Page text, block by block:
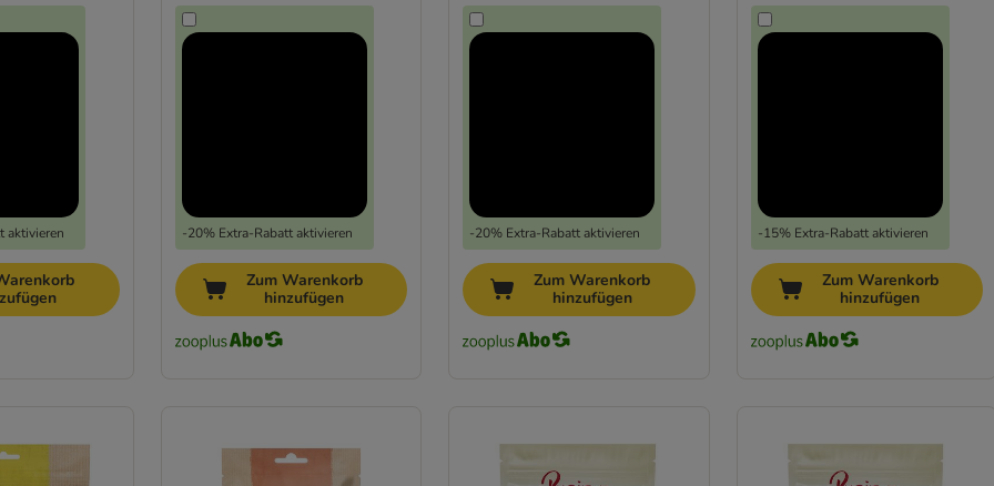
aktivieren -20% Extra-Rabatt aktivieren
Zum Warenkorb
hinzufügen
-20% Extra-Rabatt aktivieren
Zum Warenkorb
hinzufügen
-15% Extra-Rabatt aktivieren
Zum Warenkorb
hinzufügen